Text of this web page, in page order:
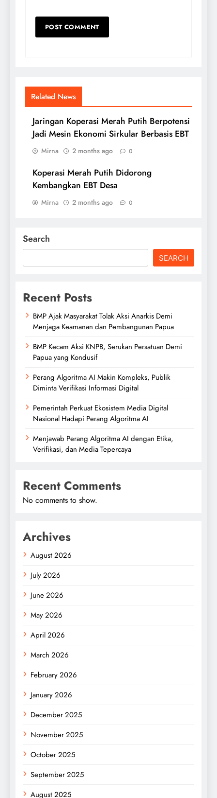
Related News
Jaringan Koperasi Merah Putih Berpotensi
Jadi Mesin Ekonomi Sirkular Berbasis EBT
Mirna 2 months ago 0
Koperasi Merah Putih Didorong
Kembangkan EBT Desa
Mirna 2 months ago 0
Search
SEARCH
Recent Posts
BMP Ajak Masyarakat Tolak Aksi Anarkis Demi
Menjaga Keamanan dan Pembangunan Papua
BMP Kecam Aksi KNPB, Serukan Persatuan Demi
Papua yang Kondusif
Perang Algoritma AI Makin Kompleks, Publik
Diminta Verifikasi Informasi Digital
Pemerintah Perkuat Ekosistem Media Digital
Nasional Hadapi Perang Algoritma AI
Menjawab Perang Algoritma AI dengan Etika,
Verifikasi, dan Media Tepercaya
Recent Comments
No comments to show.
Archives
August 2026
July 2026
June 2026
May 2026
April 2026
March 2026
February 2026
January 2026
December 2025
November 2025
October 2025
September 2025
August 2025